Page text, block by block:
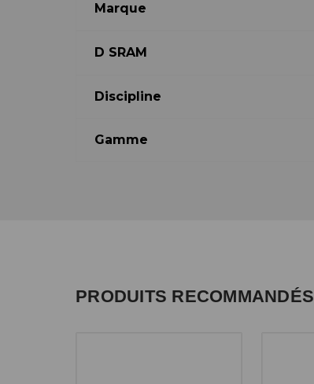
Marque
D SRAM
Discipline
Gamme
PRODUITS RECOMMANDÉS